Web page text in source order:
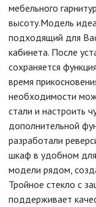
мебельного
высоту.Модель
подходящий для
кабинета. После
сохраняется
время
необходимости
стали и настроить
дополнительной
разработали
шкаф в удобном
модели рядом,
Тройное стекло с
поддерживает